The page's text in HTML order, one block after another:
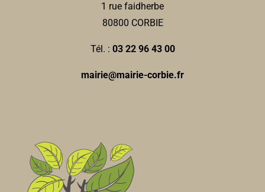
1 rue faidherbe
80800 CORBIE
Tél. : 03 22 96 43 00
mairie@mairie-corbie.fr